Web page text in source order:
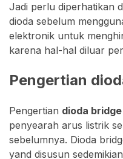
Jadi perlu diperhatikan
dioda sebelum
elektronik untuk
karena hal-hal diluar
Pengertian
Pengertian dioda bridge
penyearah arus listrik
sebelumnya. Dioda
yand disusun